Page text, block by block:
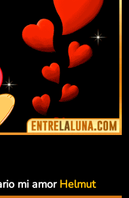
mi amor Helmut